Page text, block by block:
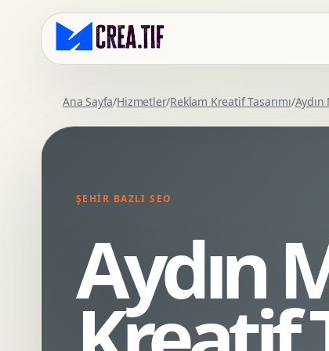
Kurumsal Web Tasarim
SEO Uyumlu Web Tasarim
Webflow Web Tasarim
Framer Web Tasarim
Kurumsal Site Yenileme
Dashboard UI Tasarimi
Conversion UX
Ana Sayfa/Hizmetler/Reklam Kreatif Tasarımı/Aydın
ŞEHIR BAZLI SEO
Aydın